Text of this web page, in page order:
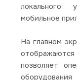
локального
мобильное
На главном
позволяет